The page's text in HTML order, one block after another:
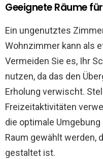
Geeignete Räume
Ein ungenutztes
Wohnzimmer kann als
Vermeiden Sie es, Ihr
nutzen, da das den
Erholung verwischt.
Freizeitaktivitäten
die optimale
Raum gewählt werden,
gestaltet ist.